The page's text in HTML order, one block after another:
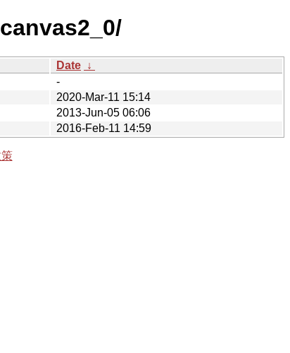
Date ↓
-
2020-Mar-11 15:14
2013-Jun-05 06:06
2016-Feb-11 14:59